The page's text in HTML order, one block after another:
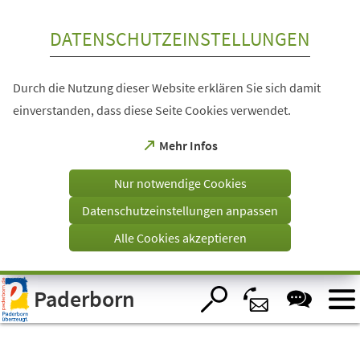
Visuelle
Assistenzsoftware
öffnen.
DATENSCHUTZEINSTELLUNGEN
Durch die Nutzung dieser Website erklären Sie sich damit
einverstanden, dass diese Seite Cookies verwendet.
Mehr Infos
(Öffnet
einem
Tab)
Nur notwendige Cookies
Datenschutzeinstellungen anpassen
Alle Cookies akzeptieren
Paderborn